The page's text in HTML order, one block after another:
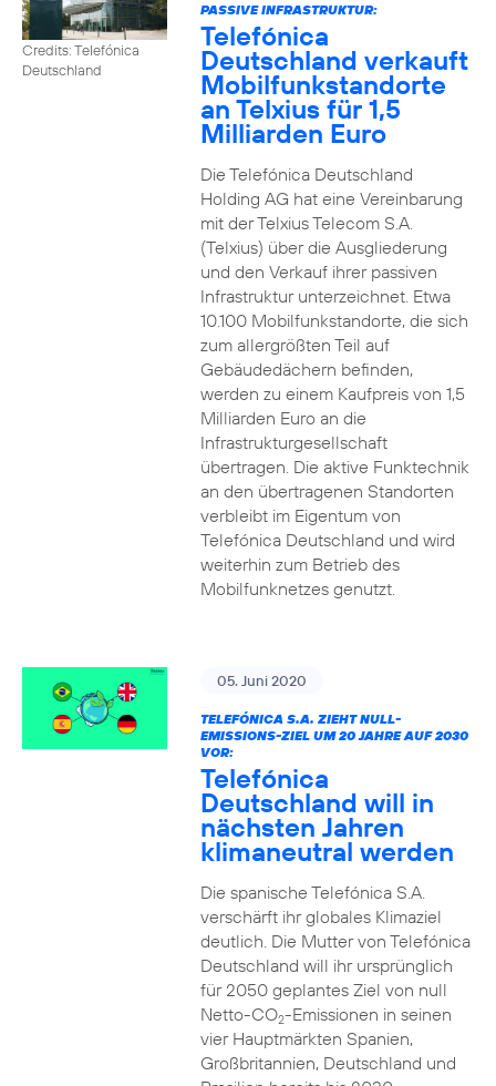
Credits: Telefónica
Deutschland
PASSIVE INFRASTRUKTUR:
Telefónica
Deutschland verkauft
Mobilfunkstandorte
an Telxius für 1,5
Milliarden Euro
Die Telefónica Deutschland
Holding AG hat eine Vereinbarung
mit der Telxius Telecom S.A.
(Telxius) über die Ausgliederung
und den Verkauf ihrer passiven
Infrastruktur unterzeichnet. Etwa
10.100 Mobilfunkstandorte, die sich
zum allergrößten Teil auf
Gebäudedächern befinden,
werden zu einem Kaufpreis von 1,5
Milliarden Euro an die
Infrastrukturgesellschaft
übertragen. Die aktive Funktechnik
an den übertragenen Standorten
verbleibt im Eigentum von
Telefónica Deutschland und wird
weiterhin zum Betrieb des
Mobilfunknetzes genutzt.
05. Juni 2020
TELEFÓNICA S.A. ZIEHT NULL-
EMISSIONS-ZIEL UM 20 JAHRE AUF 2030
VOR:
Telefónica
Deutschland will in
nächsten Jahren
klimaneutral werden
Die spanische Telefónica S.A.
verschärft ihr globales Klimaziel
deutlich. Die Mutter von Telefónica
Deutschland will ihr ursprünglich
für 2050 geplantes Ziel von null
Netto-CO2-Emissionen in seinen
vier Hauptmärkten Spanien,
Großbritannien, Deutschland und